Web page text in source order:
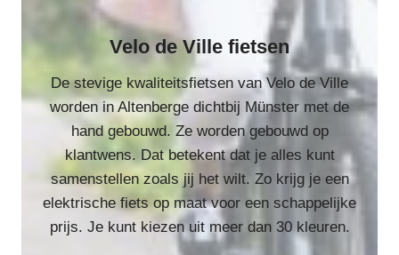
Velo de Ville fietsen
De stevige kwaliteitsfietsen van Velo de Ville
worden in Altenberge dichtbij Münster met de
hand gebouwd. Ze worden gebouwd op
klantwens. Dat betekent dat je alles kunt
samenstellen zoals jij het wilt. Zo krijg je een
elektrische fiets op maat voor een schappelijke
prijs. Je kunt kiezen uit meer dan 30 kleuren.